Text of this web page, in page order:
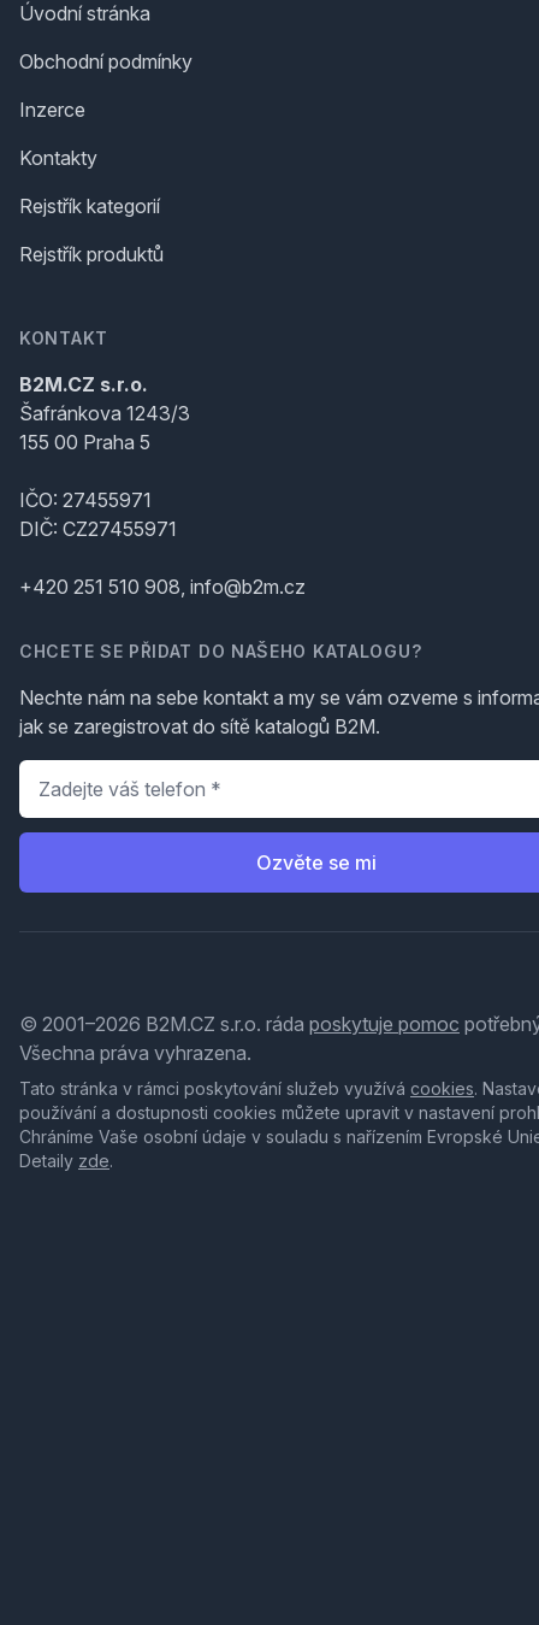
Úvodní stránka
Obchodní podmínky
Inzerce
Kontakty
Rejstřík kategorií
Rejstřík produktů
KONTAKT
B2M.CZ s.r.o.
Šafránkova 1243/3
155 00 Praha 5
IČO: 27455971
DIČ: CZ27455971
+420 251 510 908, info@b2m.cz
CHCETE SE PŘIDAT DO NAŠEHO KATALOGU?
Nechte nám na sebe kontakt a my se vám ozveme s
jak se zaregistrovat do sítě katalogů B2M.
Telefon
Ozvěte se mi
© 2001–2026 B2M.CZ s.r.o. ráda poskytuje pomoc
Všechna práva vyhrazena.
Tato stránka v rámci poskytování služeb využívá cookies.
používání a dostupnosti cookies můžete upravit v nastavení
Chráníme Vaše osobní údaje v souladu s nařízením Evropské
Detaily zde.